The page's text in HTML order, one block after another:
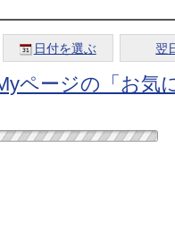
日付を選ぶ 翌
ページの「お気